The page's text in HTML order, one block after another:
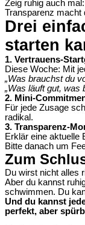
Zeig ruhig auch mal:
Transparenz
Drei
starten
1. Vertrauens-
Diese Woche: Mit
„Was brauchst du
„Was läuft gut, was
2. Mini-
Für jede Zusage
radikal.
3. Transparenz-
Erklär eine aktuelle
Bitte danach um
Zum
Du wirst nicht alles
Aber du kannst
schwimmen. Du
Und du kannst
perfekt, aber